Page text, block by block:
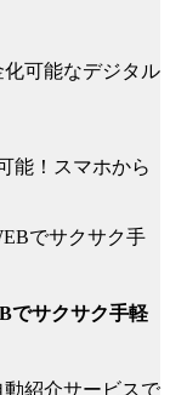
可能なデジタル
能！スマホから
でサクサク手軽
動紹介サービスで